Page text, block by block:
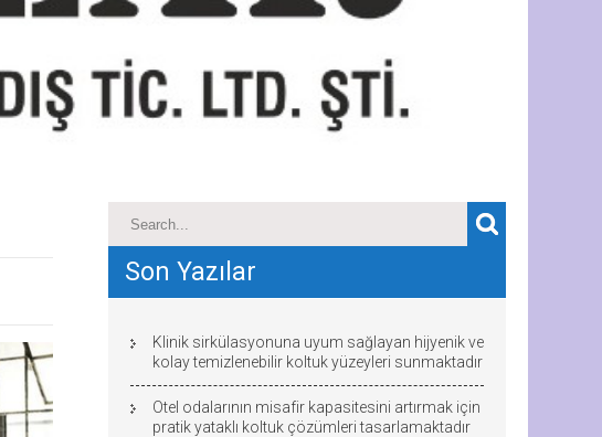
Son Yazılar
Klinik sirkülasyonuna uyum sağlayan hijyenik ve
kolay temizlenebilir koltuk yüzeyleri sunmaktadır
Otel odalarının misafir kapasitesini artırmak için
pratik yataklı koltuk çözümleri tasarlamaktadır